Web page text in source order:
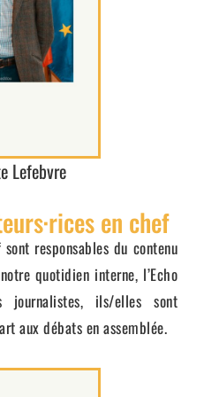
Lefebvre
en chef
responsables du contenu
quotidien interne, l’Echo
journalistes, ils/elles sont
aux débats en assemblée.